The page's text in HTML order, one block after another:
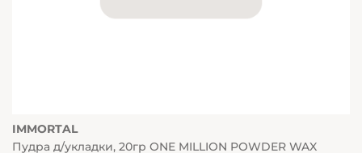
IMMORTAL
Пудра д/укладки, 20гр ONE MILLION POWDER WAX